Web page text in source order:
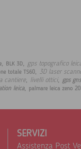
, BLK 3D, gps topografico
totale TS60, 3D laser
cantiere, livelli ottici, gps
leica, palmare leica zeno 20
SERVIZI
Assistenza Post